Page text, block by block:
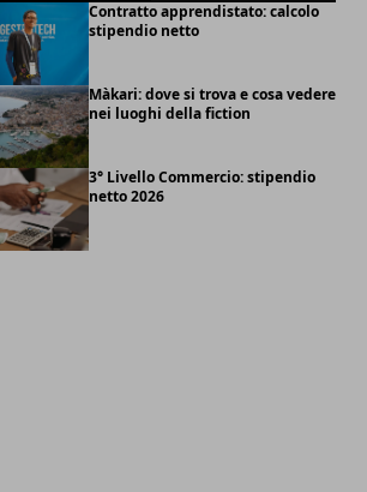
Contratto apprendistato: calcolo
stipendio netto
Màkari: dove si trova e cosa vedere
nei luoghi della fiction
3° Livello Commercio: stipendio
netto 2026